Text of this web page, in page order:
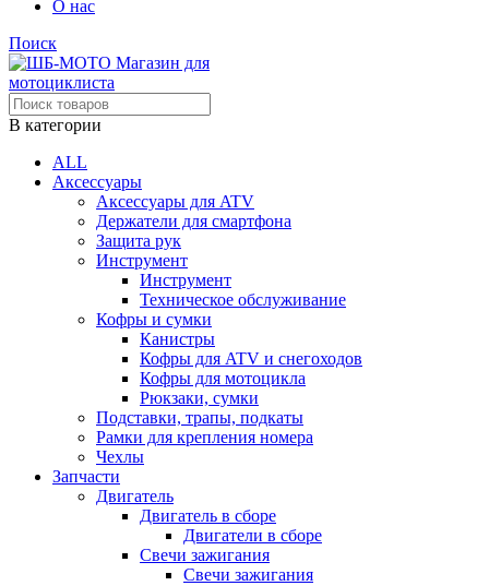
О нас
Поиск
В категории
ALL
Аксессуары
Аксессуары для ATV
Держатели для смартфона
Защита рук
Инструмент
Инструмент
Техническое обслуживание
Кофры и сумки
Канистры
Кофры для ATV и снегоходов
Кофры для мотоцикла
Рюкзаки, сумки
Подставки, трапы, подкаты
Рамки для крепления номера
Чехлы
Запчасти
Двигатель
Двигатель в сборе
Двигатели в сборе
Свечи зажигания
Свечи зажигания